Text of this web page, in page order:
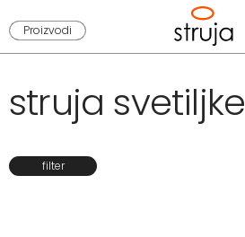
Proizvodi
struja svetiljke
filter